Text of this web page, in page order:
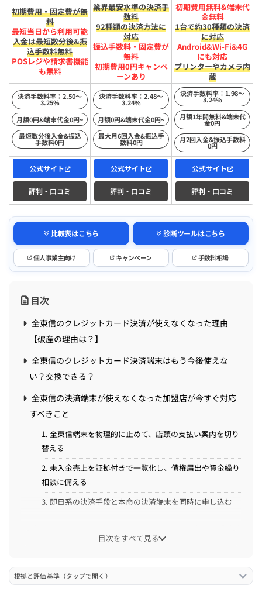
初期費用・固定費が無
料
最短​当日から​利用可能
入金は​最短​数分後&振
込手数料無料
POSレジや請求書機能
も無料
業界最安水準の決済手
数料
92種類の決済方法に
対応
振込手数料・固定費が
無料
初期費用0円キャンペ
ーンあり
初期費用無料&端末代
金無料
1台で約30種類の決済
に対応
Android&Wi-Fi&4G
にも対応
プリンターやカメラ内
蔵
決済手数料率：2.50〜
3.25%
月額0円&端末代金0円~
最短数分後入金&振込
手数料0円
決済手数料率：2.48〜
3.24%
月額0円&端末代金0円~
最大月6回入金&振込手
数料0円
決済手数料率：1.98〜
3.24%
月額1年間無料&端末代
金0円
月2回入金&振込手数料
0円
公式サイト
評判・口コミ
公式サイト
評判・口コミ
公式サイト
評判・口コミ
比較表はこちら 診断ツールはこちら
個人事業主向け キャンペーン 手数料相場
目次
全東信のクレジットカード決済が使えなくなった理由
【破産の理由は？】
全東信のクレジットカード決済端末はもう今後使えな
い？交換できる？
全東信の決済端末が使えなくなった加盟店が今すぐ対応
すべきこと
1. 全東信端末を物理的に止めて、店頭の支払い案内を切り
替える
2. 未入金売上を証拠付きで一覧化し、債権届出や資金繰り
相談に備える
3. 即日系の決済手段と本命の決済端末を同時に申し込む
全東信の代わりにおすすめの決済端末9選の比較表
迷った方必見！あなたに最適なキャッシュレス決済サービ
目次をすべて見る
根拠と評価基準（タップで開く）